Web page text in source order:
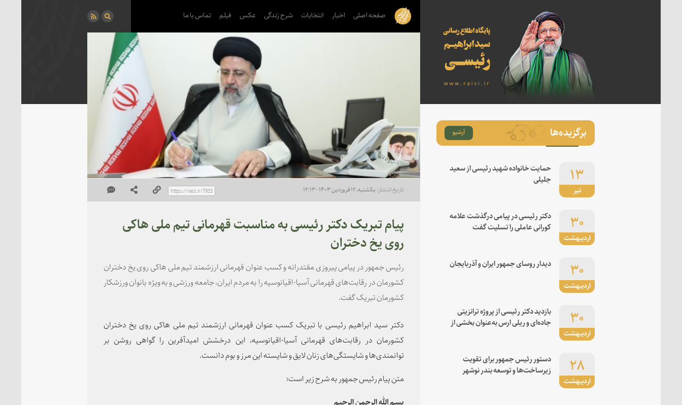
صفحه اصلی اخبار انتخابات شرح زندگی عکس فیلم تماس با ما
یکشنبه، ۱۲ فروردین ۱۴۰۳ - ۱۲:۱۳
پیام تبریک دکتر رئیسی به مناسبت قهرمانی تیم ملی هاکی
روی یخ دختران
رئیس جمهور در پیامی پیروزی مقتدرانه و کسب عنوان قهرمانی ارزشمند تیم ملی هاکی روی یخ دختران
کشورمان در رقابت‌های قهرمانی آسیا-اقیانوسیه را به مردم ایران، جامعه ورزشی و به ویژه بانوان ورزشکار
کشورمان تبریک گفت.
دکتر سید ابراهیم رئیسی با تبریک کسب عنوان قهرمانی ارزشمند تیم ملی هاکی روی یخ دختران
کشورمان در رقابت‌های قهرمانی آسیا-اقیانوسیه، این درخشش امیدآفرین را گواهی روشن بر
توانمندی‌ها و شایستگی‌های زنان لایق و شایسته این مرز و بوم دانست.
متن پیام رئیس جمهور به شرح زیر است؛
بسم الله الرحمن الرحیم
برگزیده‌ها آرشیو
تیر
۱۳
حمایت خانواده شهید رئیسی از سعید
جلیلی
اردیبهشت
۳۰
دکتر رئیسی در پیامی درگذشت علامه
کورانی عاملی را تسلیت گفت
اردیبهشت
۳۰ دیدار روسای جمهور ایران و آذربایجان
اردیبهشت
۳۰
بازدید دکتر رئیسی از پروژه ترانزیتی
جاده‌ای و ریلی ارس به‌عنوان بخشی از
اردیبهشت
۲۸
دستور رئیس جمهور برای تقویت
زیرساخت‌ها و توسعه بندر نوشهر